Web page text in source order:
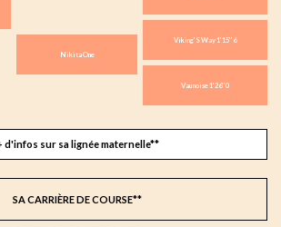
Nikita One
Viking'S Way 1'15''6
Vaunoise 1'26''0
d'infos sur sa lignée maternelle**
SA CARRIÈRE DE COURSE**